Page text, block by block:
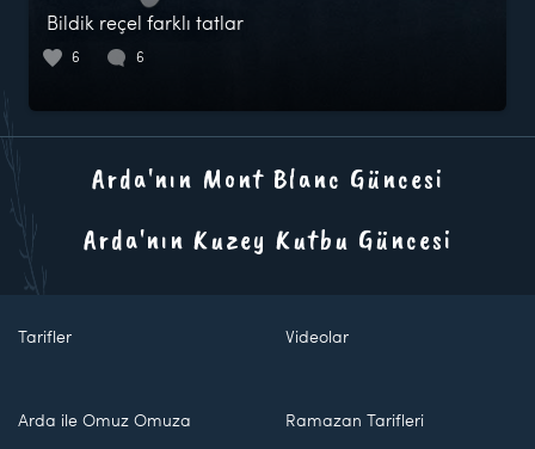
Bildik reçel farklı tatlar
6 6
Arda'nın Mont Blanc Güncesi
Arda'nın Kuzey Kutbu Güncesi
Tarifler Videolar
Arda ile Omuz Omuza Ramazan Tarifleri